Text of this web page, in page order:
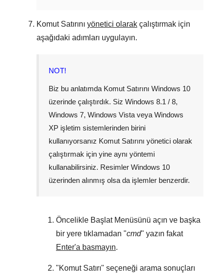
Komut Satırını yönetici olarak çalıştırmak için
aşağıdaki adımları uygulayın.
NOT!
Biz bu anlatımda Komut Satırını Windows 10
üzerinde çalıştırdık. Siz Windows 8.1 / 8,
Windows 7, Windows Vista veya Windows
XP işletim sistemlerinden birini
kullanıyorsanız Komut Satırını yönetici olarak
çalıştırmak için yine aynı yöntemi
kullanabilirsiniz. Resimler Windows 10
üzerinden alınmış olsa da işlemler benzerdir.
Öncelikle Başlat Menüsünü açın ve başka
bir yere tıklamadan "cmd" yazın fakat
Enter'a basmayın.
"Komut Satırı" seçeneği arama sonuçları